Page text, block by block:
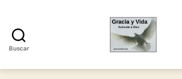
Buscar
y